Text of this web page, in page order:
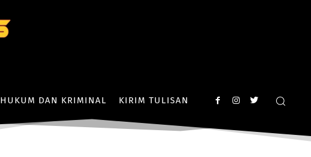
HUKUM DAN KRIMINAL KIRIM TULISAN